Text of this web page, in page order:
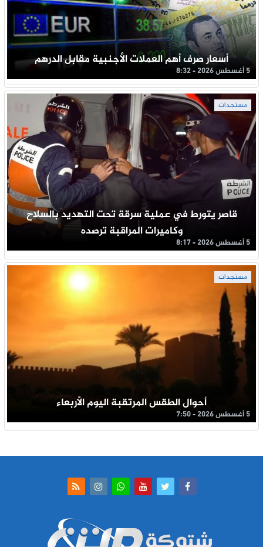
أسعار صرف أهم العملات الأجنبية مقابل الدرهم
5 أغسطس 2026 - 8:32
مستجدات
قاصر يتورط في عملية سرقة تحت التهديد بالسلاح
وكاميرات المراقبة ترصده
5 أغسطس 2026 - 8:17
مستجدات
أحوال الطقس المرتقبة اليوم الأربعاء
5 أغسطس 2026 - 7:50